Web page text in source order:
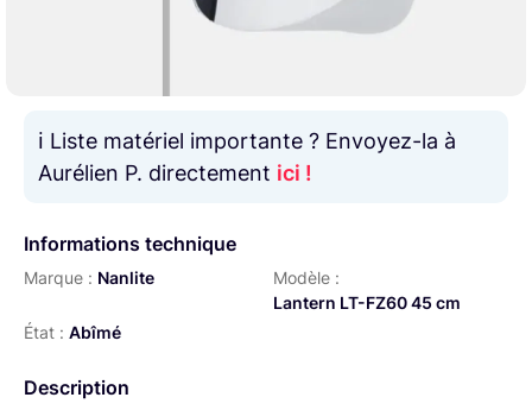
ℹ️ Liste matériel importante ? Envoyez-la à
Aurélien P. directement ici !
Informations technique
Marque : Nanlite
Modèle :
Lantern LT-FZ60 45 cm
État : Abîmé
Description